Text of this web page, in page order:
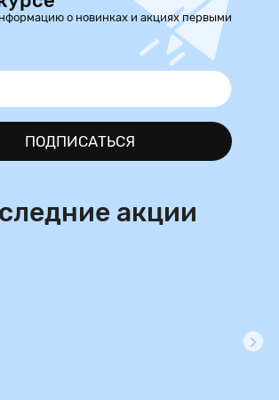
о новинках и акциях первыми
ПОДПИСАТЬСЯ
акции